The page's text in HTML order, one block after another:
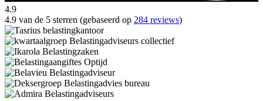
4.9
4.9 van de 5 sterren (gebaseerd op 284 reviews)